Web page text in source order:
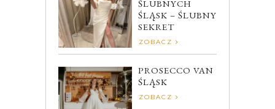
ŚLUBNYCH
ŚLĄSK – ŚLUBNY
SEKRET
ZOBACZ
PROSECCO VAN
ŚLĄSK
ZOBACZ